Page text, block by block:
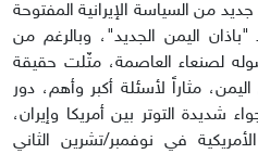
من السياسة الإيرانية المفتوحة
"باذان اليمن الجديد"، وبالرغم من
لصنعاء العاصمة، مثّلت حقيقة
مثاراً لأسئلة أكبر وأهم، دور
شديدة التوتر بين أمريكا وإيران،
في نوفمبر/تشرين الثاني